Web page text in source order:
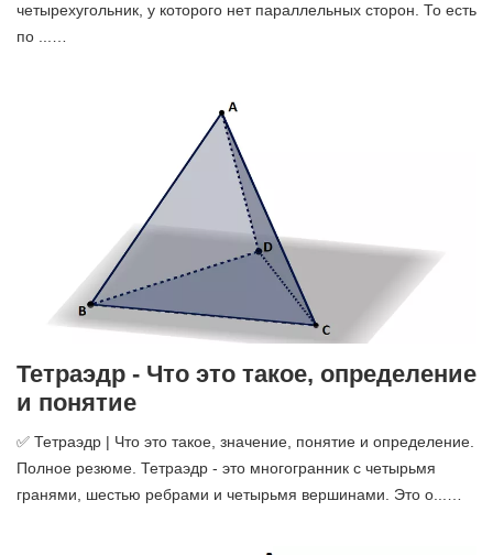
четырехугольник, у которого нет параллельных сторон. То есть
по ...…
Тетраэдр - Что это такое, определение
и понятие
✅ Тетраэдр | Что это такое, значение, понятие и определение.
Полное резюме. Тетраэдр - это многогранник с четырьмя
гранями, шестью ребрами и четырьмя вершинами. Это о...…